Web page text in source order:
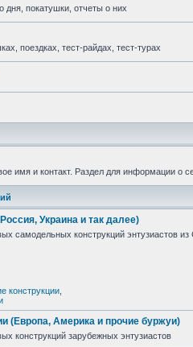
дня, покатушки, отчеты о них
поездках, тест-райдах, тест-турах
имя и контакт. Раздел для информации о
Украина и так далее)
самодельных конструкций энтузиастов
конструкции
(Европа, Америка и прочие буржуи)
конструкций зарубежных энтузиастов